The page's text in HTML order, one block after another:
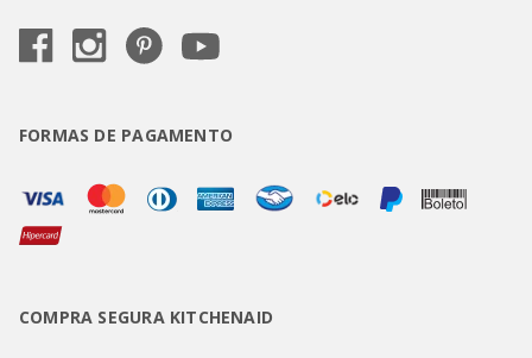
FORMAS DE PAGAMENTO
COMPRA SEGURA KITCHENAID